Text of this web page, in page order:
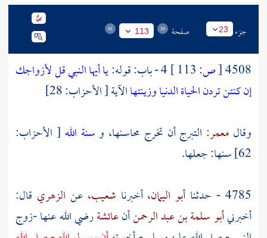
جزء 23 صفحة 113
4508
[ص: 4 - باب: قوله:
يا أيها النبي قل لأزواجك
إن كنتن تردن الحياة الدنيا وزينتهاالآية [ الأحزاب: 28]
وقال معمر: التبرج أن تخرج محاسنها، وسنة الله [ الأحزاب:
62] سنها: جعلها.
4785 - حدثنا
أبو اليمان،أخبرنا شعيب،عن الزهري قال:
أخبرنيأبو سلمة بن عبد الرحمنأنعائشةرضي الله عنها -زوج